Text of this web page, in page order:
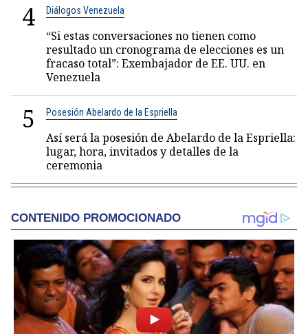
4 Diálogos Venezuela
“Si estas conversaciones no tienen como
resultado un cronograma de elecciones es un
fracaso total”: Exembajador de EE. UU. en
Venezuela
5 Posesión Abelardo de la Espriella
Así será la posesión de Abelardo de la Espriella:
lugar, hora, invitados y detalles de la
ceremonia